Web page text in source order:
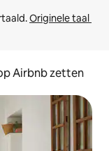
Originele taal
Airbnb zetten